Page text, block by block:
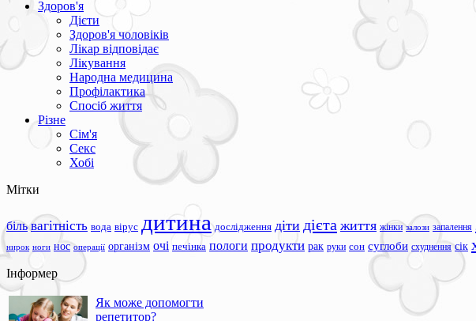
Здоров'я
Дієти
Здоров'я чоловіків
Лікар відповідає
Лікування
Народна медицина
Профілактика
Спосіб життя
Різне
Сім'я
Секс
Хобі
Мітки
біль вагітність вода вірус дитина дослідження діти дієта життя жінки залози запалення
нирок ноги нос операції організм очі печінка пологи продукти рак руки сон суглоби схуднення сік
Інформер
Як може допомогти
репетитор?